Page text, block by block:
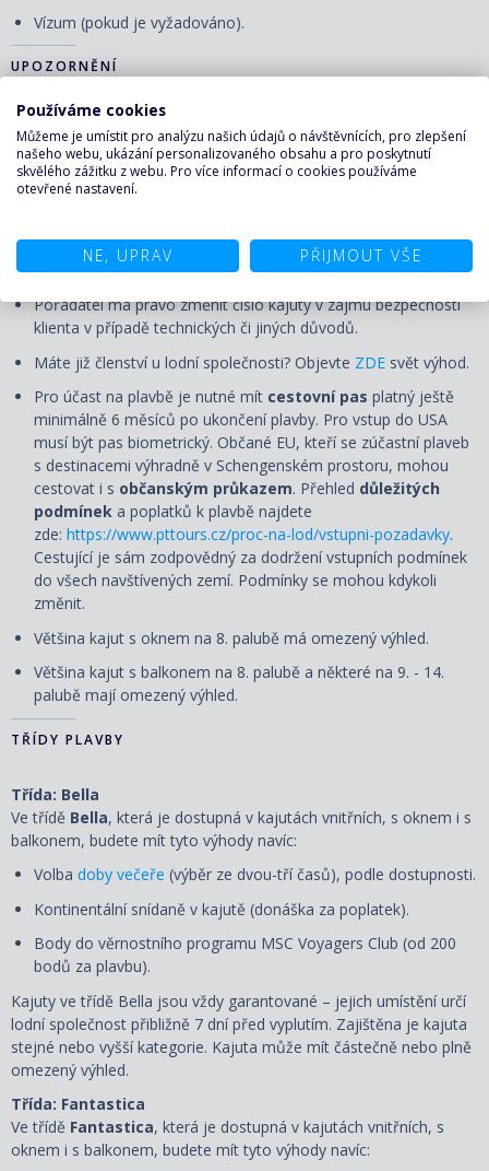
Vízum (pokud je vyžadováno).
UPOZORNĚNÍ
Ceny jsou pohyblivé a uvedená cena je pouze orientační.
Aktuální cena bude určena v okamžiku nezávazné rezervace.
Nalodění (check-in) první den plavby se uzavírá několik hodin
do přístavu dostavit s dostatečným předstihem, v případě
vlastní letecké dopravy o den dříve.
Pořadatel má právo změnit číslo kajuty v zájmu bezpečnosti
klienta v případě technických či jiných důvodů.
Máte již členství u lodní společnosti? Objevte ZDE svět výhod.
Pro účast na plavbě je nutné mít cestovní pas platný ještě
minimálně 6 měsíců po ukončení plavby. Pro vstup do USA
musí být pas biometrický. Občané EU, kteří se zúčastní plaveb
s destinacemi výhradně v Schengenském prostoru, mohou
cestovat i s občanským průkazem. Přehled důležitých
podmínek a poplatků k plavbě najdete
zde: https://www.pttours.cz/proc-na-lod/vstupni-pozadavky.
Cestující je sám zodpovědný za dodržení vstupních podmínek
do všech navštívených zemí. Podmínky se mohou kdykoli
změnit.
Většina kajut s oknem na 8. palubě má omezený výhled.
Většina kajut s balkonem na 8. palubě a některé na 9. - 14.
palubě mají omezený výhled.
TŘÍDY PLAVBY
Třída: Bella
Ve třídě Bella, která je dostupná v kajutách vnitřních, s oknem i s
balkonem, budete mít tyto výhody navíc:
Volba doby večeře (výběr ze dvou-tří časů), podle dostupnosti.
Kontinentální snídaně v kajutě (donáška za poplatek).
Body do věrnostního programu MSC Voyagers Club (od 200
bodů za plavbu).
Kajuty ve třídě Bella jsou vždy garantované – jejich umístění určí
lodní společnost přibližně 7 dní před vyplutím. Zajištěna je kajuta
stejné nebo vyšší kategorie. Kajuta může mít částečně nebo plně
omezený výhled.
Třída: Fantastica
Ve třídě Fantastica, která je dostupná v kajutách vnitřních, s
oknem i s balkonem, budete mít tyto výhody navíc:
Používáme cookies
Můžeme je umístit pro analýzu našich údajů o návštěvnících, pro zlepšení
našeho webu, ukázání personalizovaného obsahu a pro poskytnutí
skvělého zážitku z webu. Pro více informací o cookies používáme
otevřené nastavení.
NE, UPRAV PŘIJMOUT VŠE